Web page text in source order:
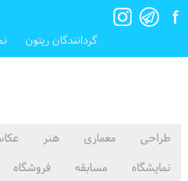
گردانندگان ریتون
طراحی معماری هنر
نمایشگاه
مسابقه فروشگاه